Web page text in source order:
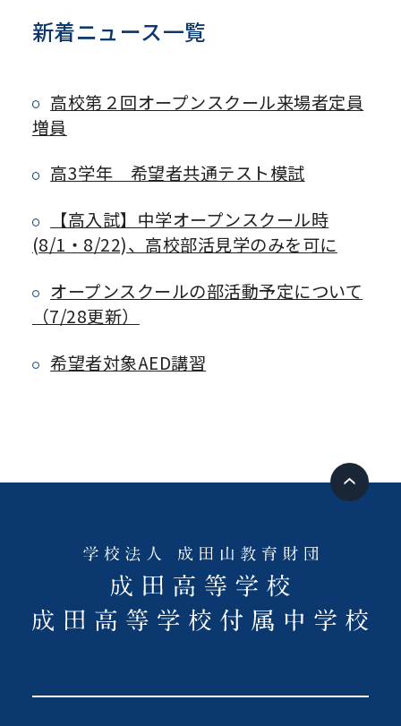
新着ニュース一覧
高校第２回オープンスクール来場者定員
増員
高3学年 希望者共通テスト模試
【高入試】中学オープンスクール時
(8/1・8/22)、高校部活見学のみを可に
オープンスクールの部活動予定について
（7/28更新）
希望者対象AED講習